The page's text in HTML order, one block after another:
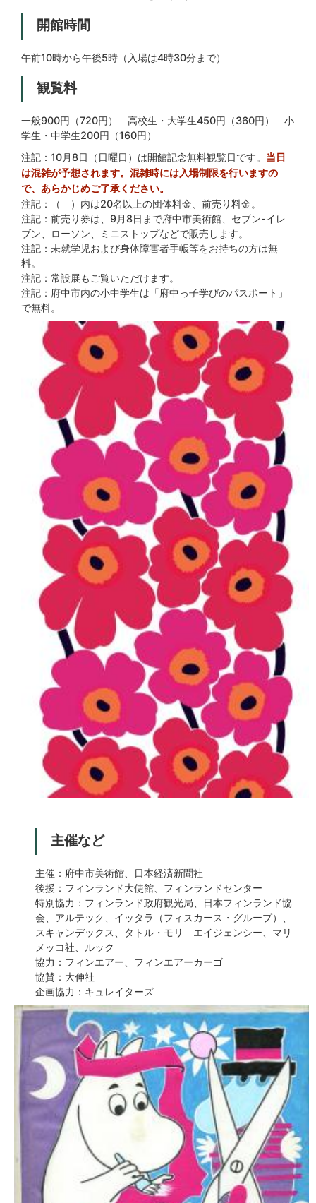
開館時間
午前10時から午後5時（入場は4時30分まで）
観覧料
一般900円（720円） 高校生・大学生450円（360円） 小
学生・中学生200円（160円）
注記：10月8日（日曜日）は開館記念無料観覧日です。 当日
は混雑が予想されます。混雑時には入場制限を行いますの
で、あらかじめご了承ください。
注記：（ ）内は20名以上の団体料金、前売り料金。
注記：前売り券は、9月8日まで府中市美術館、セブン-イレ
ブン、ローソン、ミニストップなどで販売します。
注記：未就学児および身体障害者手帳等をお持ちの方は無
料。
注記：常設展もご覧いただけます。
注記：府中市内の小中学生は「府中っ子学びのパスポート」
で無料。
主催など
主催：府中市美術館、日本経済新聞社
後援：フィンランド大使館、フィンランドセンター
特別協力：フィンランド政府観光局、日本フィンランド協
会、アルテック、イッタラ（フィスカース・グループ）、
スキャンデックス、タトル・モリ エイジェンシー、マリ
メッコ社、ルック
協力：フィンエアー、フィンエアーカーゴ
協賛：大伸社
企画協力：キュレイターズ